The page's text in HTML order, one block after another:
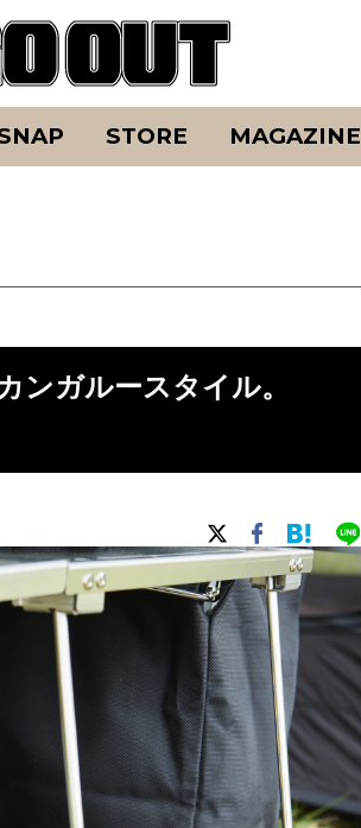
STORE MAGAZINE
ンガルースタイル。